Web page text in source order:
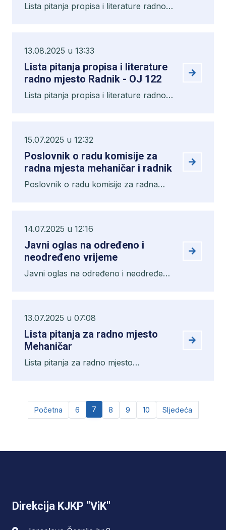
Lista pitanja propisa i literature radno
13.08.2025 u 13:33
Lista pitanja propisa i literature
radno mjesto Radnik - OJ 122
Lista pitanja propisa i literature radno
15.07.2025 u 12:32
Poslovnik o radu komisije za
radna mjesta mehaničar i radnik
Poslovnik o radu komisije za radna
14.07.2025 u 12:16
Javni oglas na određeno i
neodređeno vrijeme
Javni oglas na određeno i neodređeno
13.07.2025 u 07:08
Lista pitanja za radno mjesto
Mehaničar
Lista pitanja za radno mjesto
Početna 6 7 8 9 10 Sljedeća
Direkcija KJKP "ViK"